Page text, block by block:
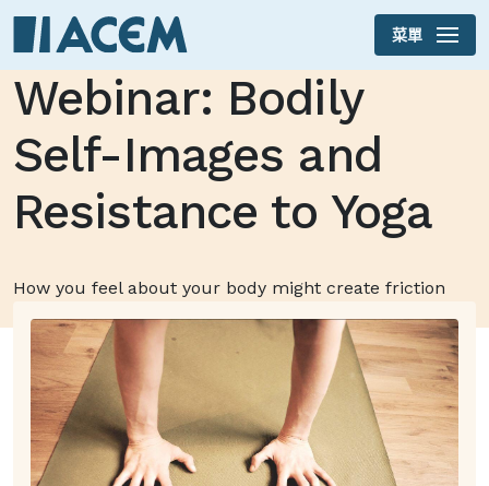
Skip to main content
菜單
Webinar: Bodily
Self-Images and
Resistance to Yoga
How you feel about your body might create friction
when you do yoga. Use it to your benefit.